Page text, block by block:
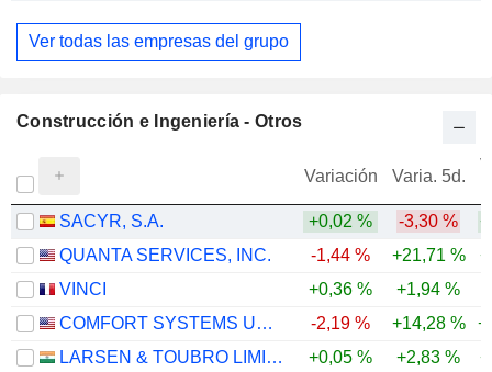
Ver todas las empresas del grupo
Construcción e Ingeniería - Otros
Variación Varia. 5d.
SACYR, S.A. +0,02 % -3,30 %
QUANTA SERVICES, INC.
-1,44 % +21,71 %
VINCI
+0,36 % +1,94 %
COMFORT SYSTEMS USA, INC.
-2,19 % +14,28 %
LARSEN & TOUBRO LIMITED
+0,05 % +2,83 %